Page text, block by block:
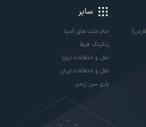
سایر
جام ملت های آسیا
رنکینگ فیفا
نقل و انتقالات اروپا
نقل و انتقالات ایران
پاری سن ژرمن